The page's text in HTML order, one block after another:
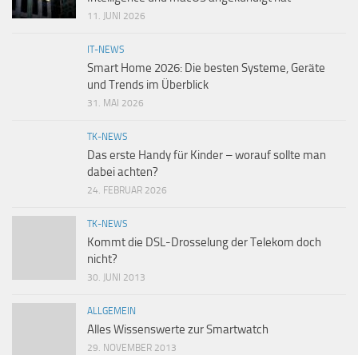
11. JUNI 2026
IT-NEWS
Smart Home 2026: Die besten Systeme, Geräte
und Trends im Überblick
31. MAI 2026
TK-NEWS
Das erste Handy für Kinder – worauf sollte man
dabei achten?
24. FEBRUAR 2026
TK-NEWS
Kommt die DSL-Drosselung der Telekom doch
nicht?
30. JUNI 2013
ALLGEMEIN
Alles Wissenswerte zur Smartwatch
29. NOVEMBER 2013